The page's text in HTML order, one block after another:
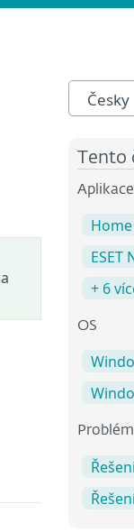
Česky
Tento
Aplikace
Home
ESET
+ 6
OS
Problém